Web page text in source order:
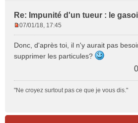
Re: Impunité d'un tueur : le
s
s
n
07/01/18, 17:45
Donc, d'après toi, il n'y aurait pas
supprimer les particules?
0
"Ne croyez surtout pas ce que je vous dis."